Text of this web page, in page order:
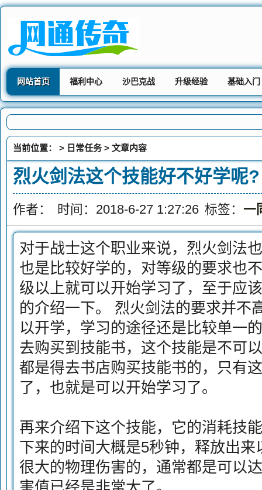
网站首页 福利中心 沙巴克战 升级经验 基础入门
当前位置： > 日常任务 > 文章内容
烈火剑法这个技能好不好学呢?
作者： 时间：2018-6-27 1:27:26 标签： 一
对于战士这个职业来说，烈火剑法
也是比较好学的，对等级的要求也
级以上就可以开始学习了，至于应
的介绍一下。 烈火剑法的要求并不
以开学，学习的途径还是比较单一
去购买到技能书，这个技能是不可
都是得去书店购买技能书的，只有
了，也就是可以开始学习了。
再来介绍下这个技能，它的消耗技
下来的时间大概是5秒钟，释放出
很大的物理伤害的，通常都是可以